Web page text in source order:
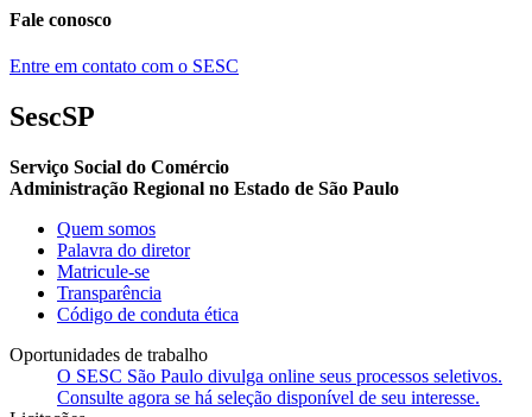
Fale conosco
Entre em contato com o SESC
SescSP
Serviço Social do Comércio
Administração Regional no Estado de São Paulo
Quem somos
Palavra do diretor
Matricule-se
Transparência
Código de conduta ética
Oportunidades de trabalho
O SESC São Paulo divulga online seus processos seletivos.
Consulte agora se há seleção disponível de seu interesse.